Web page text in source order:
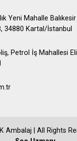
Yeni Mahalle
34880 Kartal/İstanbul
Petrol İş Mahallesi
Ambalaj | All Rights